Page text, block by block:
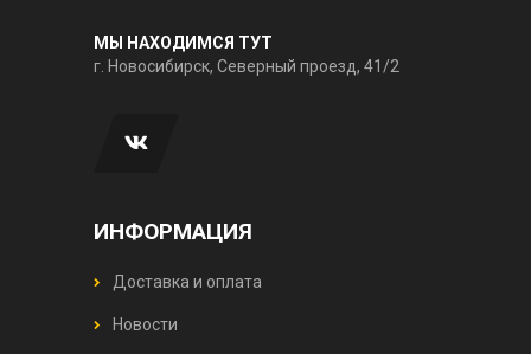
МЫ НАХОДИМСЯ ТУТ
г. Новосибирск, Северный проезд, 41/2
ИНФОРМАЦИЯ
Доставка и оплата
Новости